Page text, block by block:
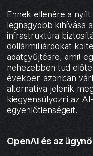
Ennek ellenére a
legnagyobb kihívása
infrastruktúra
dollármilliárdokat
adatgyűjtésre, amit
nehezebben tud
években azonban
alternatíva jelenik
kiegyensúlyozni az
egyenlőtlenségeit.
OpenAI és az